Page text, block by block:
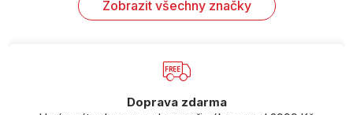
Zobrazit všechny značky
Doprava zdarma